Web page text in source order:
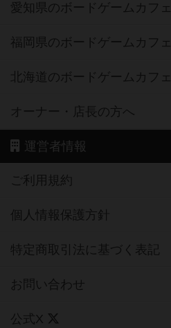
愛知県のボードゲームカフェ
福岡県のボードゲームカフェ
北海道のボードゲームカフェ
オーナー・店長の方へ
運営者情報
ご利用規約
個人情報保護方針
特定商取引法に基づく表記
お問い合わせ
公式X